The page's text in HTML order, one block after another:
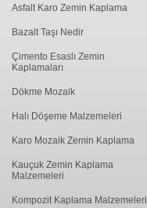
Asfalt Karo Zemin Kaplama
Bazalt Taşı Nedir
Çimento Esaslı Zemin
Kaplamaları
Dökme Mozaik
Halı Döşeme Malzemeleri
Karo Mozaik Zemin Kaplama
Kauçuk Zemin Kaplama
Malzemeleri
Kompozit Kaplama Malzemeleri